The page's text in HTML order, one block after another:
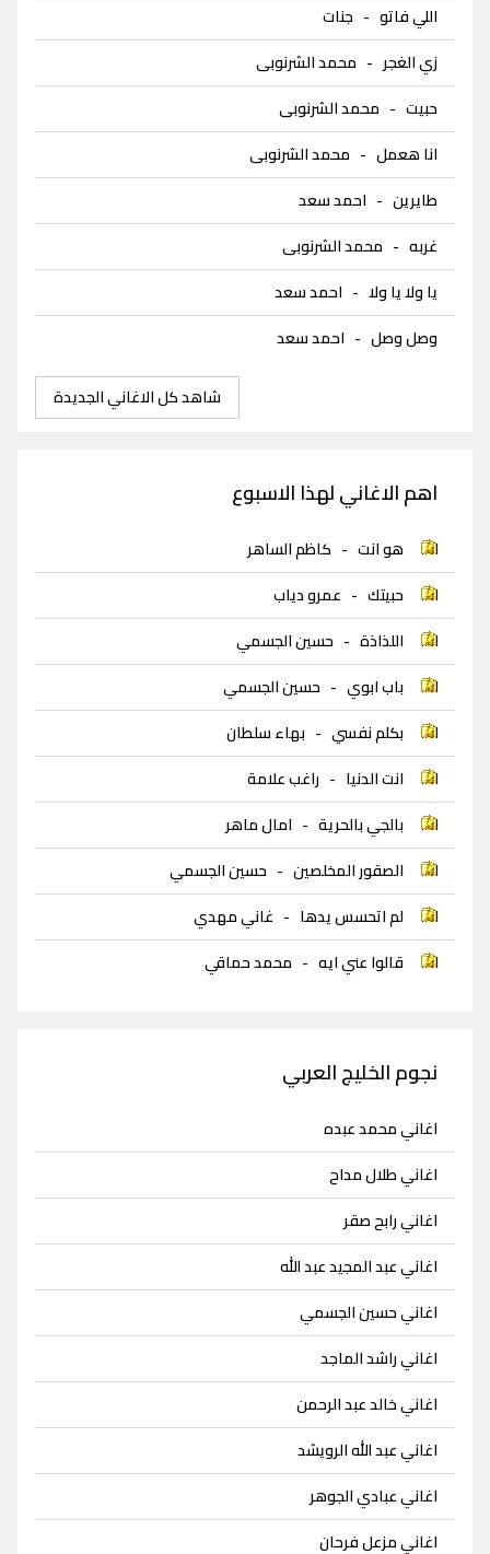
اللي فاتو - جنات
زي الغجر - محمد الشرنوبى
حبيت - محمد الشرنوبى
انا هعمل - محمد الشرنوبى
طايرين - احمد سعد
غربه - محمد الشرنوبى
يا ولا يا ولا - احمد سعد
وصل وصل - احمد سعد
شاهد كل الاغاني الجديدة
اهم الاغاني لهذا الاسبوع
هو انت - كاظم الساهر
حبيتك - عمرو دياب
اللذاذة - حسين الجسمي
باب ابوي - حسين الجسمي
بكلم نفسي - بهاء سلطان
انت الدنيا - راغب علامة
بالجي بالحرية - امال ماهر
الصقور المخلصين - حسين الجسمي
لم اتحسس يدها - غاني مهدي
قالوا عني ايه - محمد حماقي
نجوم الخليج العربي
اغاني محمد عبده
اغاني طلال مداح
اغاني رابح صقر
اغاني عبد المجيد عبد الله
اغاني حسين الجسمي
اغاني راشد الماجد
اغاني خالد عبد الرحمن
اغاني عبد الله الرويشد
اغاني عبادي الجوهر
اغاني مزعل فرحان